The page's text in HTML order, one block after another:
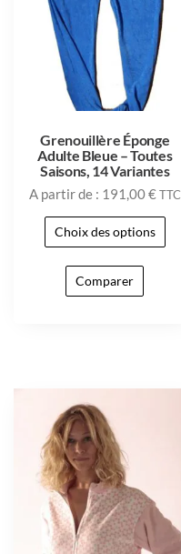
Grenouillère Éponge
Adulte Bleue – Toutes
Saisons, 14 Variantes
A partir de : 191,00€TTC
Choix des options
Comparer